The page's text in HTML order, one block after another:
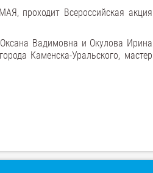
проходит Всероссийская акция
Вадимовна и Окулова Ирина
Каменска-Уральского, мастер